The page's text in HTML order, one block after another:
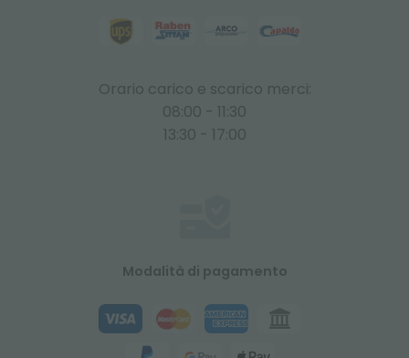
Orario carico e scarico merci:
08:00 - 11:30
13:30 - 17:00
Modalità di pagamento